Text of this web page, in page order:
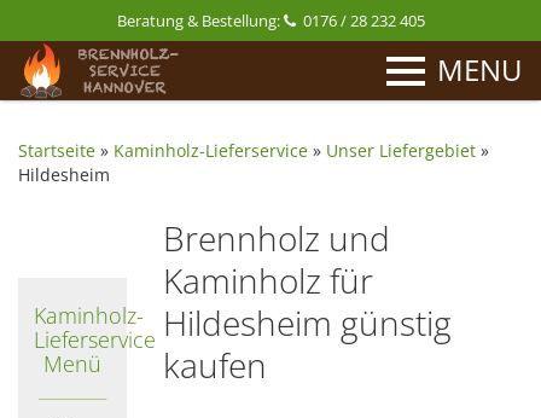
Beratung & Bestellung: 0176 / 28 232 405
MENU
Startseite » Kaminholz-Lieferservice » Unser Liefergebiet »
Hildesheim
Kaminholz-
Lieferservice
Menü
Brennholz und
Kaminholz für
Hildesheim günstig
kaufen